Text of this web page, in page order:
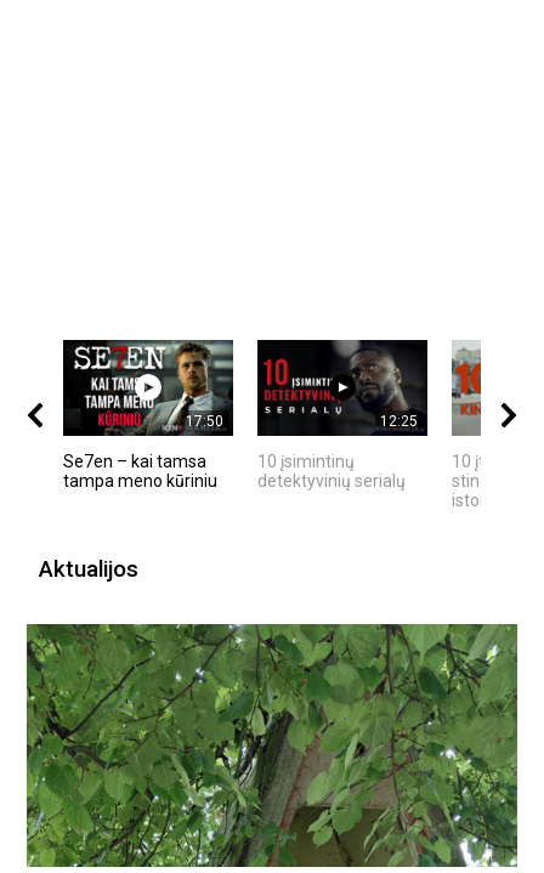
17:50
Se7en – kai tamsa
tampa meno kūriniu
12:25
10 įsimintinų
detektyvinių serialų
10 įtemptų,
stingdančių
istorijų
Aktualijos